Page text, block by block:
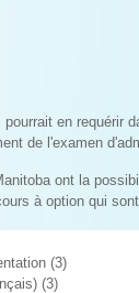
en requérir
de l'examen
ont la
à option qui
(3)
(3)